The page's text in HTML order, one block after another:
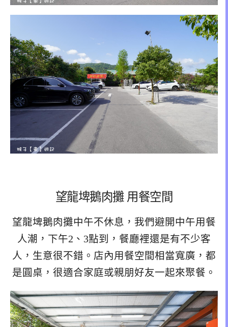
望龍埤鵝肉攤 用餐空間
望龍埤鵝肉攤中午不休息，我們避開中午用餐
人潮，下午2、3點到，餐廳裡還是有不少客
人，生意很不錯。店內用餐空間相當寬廣，都
是圓桌，很適合家庭或親朋好友一起來聚餐。